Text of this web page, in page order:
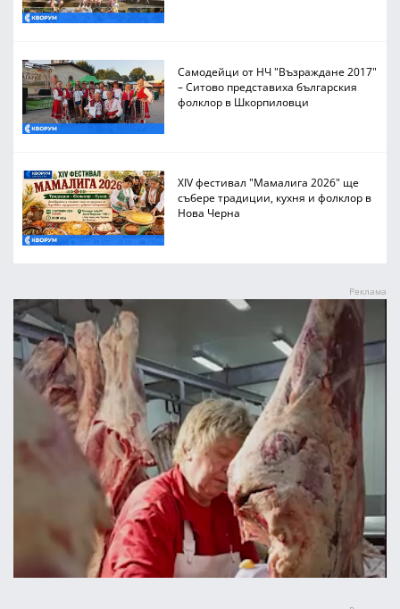
Самодейци от НЧ "Възраждане 2017"
– Ситово представиха българския
фолклор в Шкорпиловци
XIV фестивал "Мамалига 2026" ще
събере традиции, кухня и фолклор в
Нова Черна